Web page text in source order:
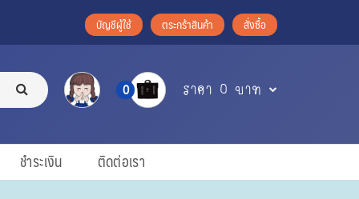
บัญชีผู้ใช้ ตระกร้าสินค้า สั่งซื้อ
0 ราคา 0 บาท
ชำระเงิน ติดต่อเรา